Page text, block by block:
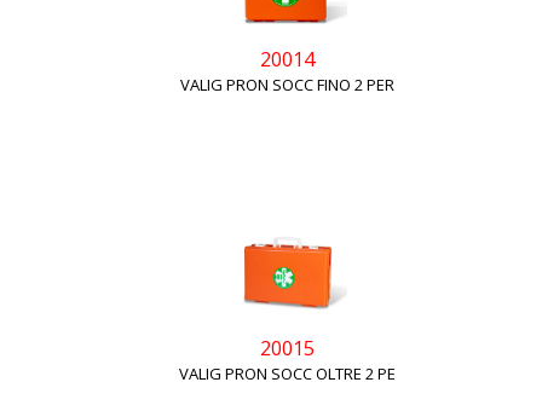
20014
VALIG PRON SOCC FINO 2 PER
20015
VALIG PRON SOCC OLTRE 2 PE